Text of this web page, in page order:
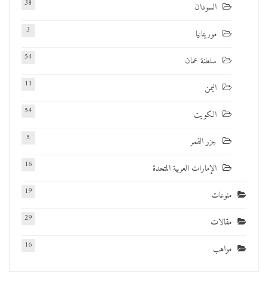
السودان 38
موريتانيا 3
سلطنة عمان 54
اليمن 11
الكويت 54
جزر القمر 5
الإمارات العربية المتحدة 16
منوعات 19
مقالات 29
مواهب 16